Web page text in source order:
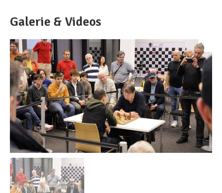
Galerie & Videos